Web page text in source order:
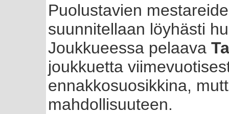
Puolustavien
suunnitellaan löyhästi
Joukkueessa pelaava
joukkuetta
ennakkosuosikkina,
mahdollisuuteen.